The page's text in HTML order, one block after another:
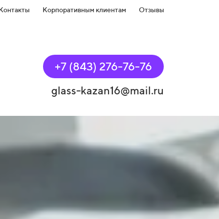
Корпоративным клиентам Отзывы
+7 (843) 276-76-76
glass-kazan16@mail.ru